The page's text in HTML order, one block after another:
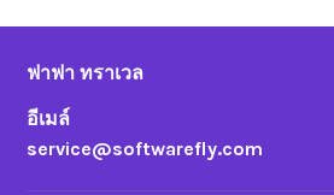
ฟาฟา ทราเวล
อีเมล์
service@softwarefly.com